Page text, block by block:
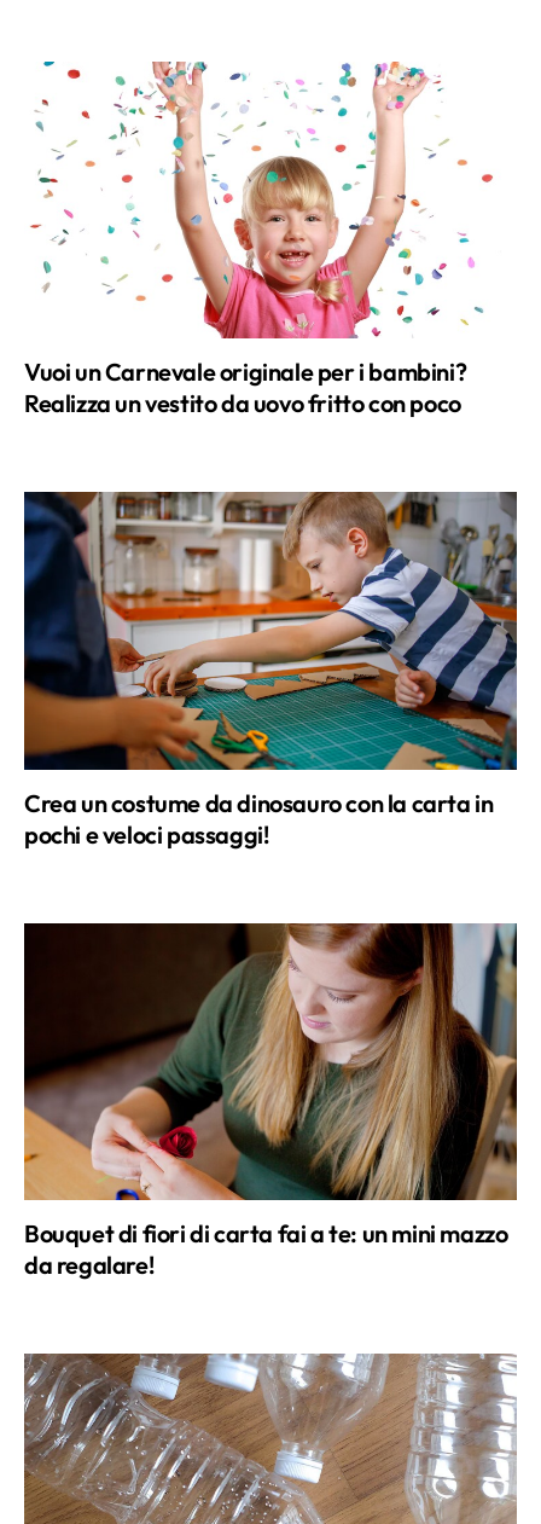
Vuoi un Carnevale originale per i bambini?
Realizza un vestito da uovo fritto con poco
Crea un costume da dinosauro con la carta in
pochi e veloci passaggi!
Bouquet di fiori di carta fai a te: un mini mazzo
da regalare!